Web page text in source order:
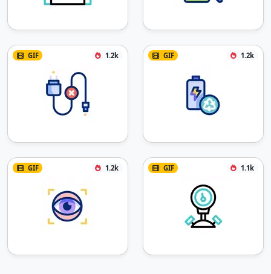
GIF 1.2k GIF 1.2k
GIF 1.2k GIF 1.1k